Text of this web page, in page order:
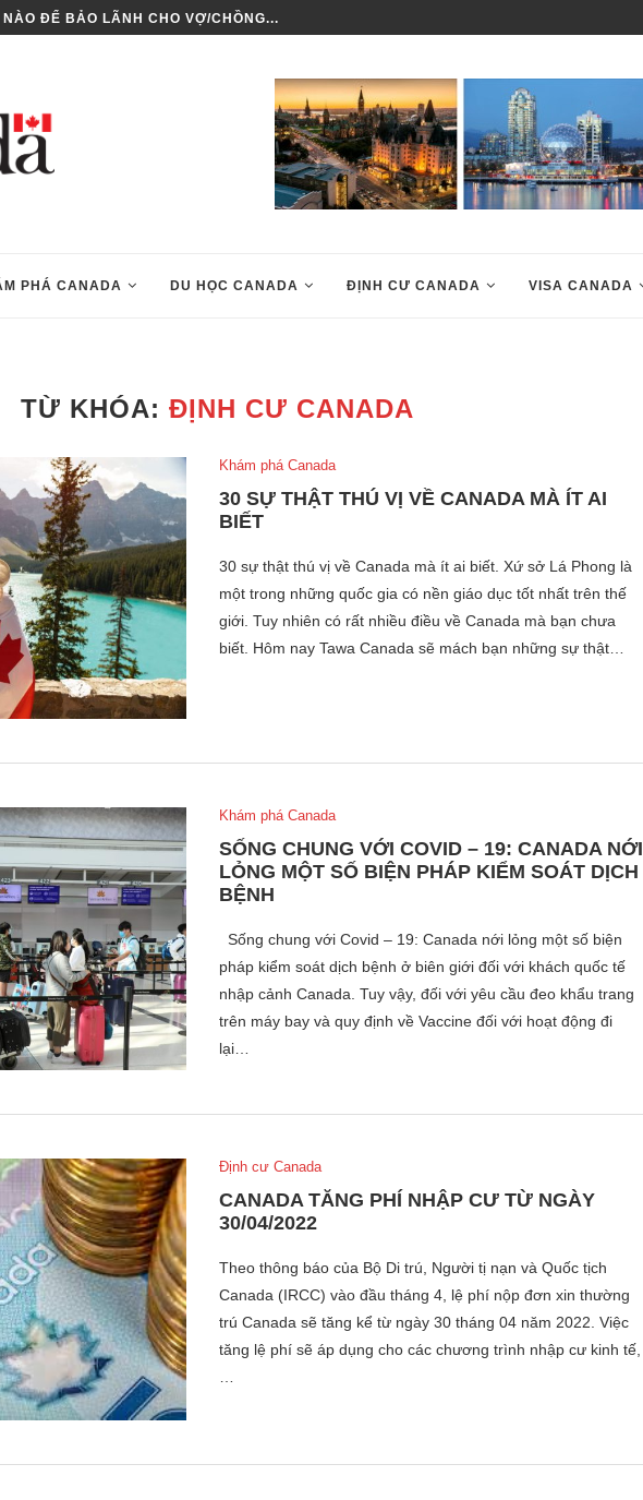
NÀO ĐỂ BẢO LÃNH CHO VỢ/CHỒNG...
PHÁ CANADA DU HỌC CANADA ĐỊNH CƯ CANADA VISA CANADA
TỪ KHÓA:ĐỊNH CƯ CANADA
Khám phá Canada
30 SỰ THẬT THÚ VỊ VỀ CANADA MÀ ÍT AI
BIẾT
30 sự thật thú vị về Canada mà ít ai biết. Xứ sở Lá Phong là
một trong những quốc gia có nền giáo dục tốt nhất trên thế
giới. Tuy nhiên có rất nhiều điều về Canada mà bạn chưa
biết. Hôm nay Tawa Canada sẽ mách bạn những sự thật…
Khám phá Canada
SỐNG CHUNG VỚI COVID – 19: CANADA NỚI
LỎNG MỘT SỐ BIỆN PHÁP KIỂM SOÁT DỊCH
BỆNH
Sống chung với Covid – 19: Canada nới lỏng một số biện
pháp kiểm soát dịch bệnh ở biên giới đối với khách quốc tế
nhập cảnh Canada. Tuy vậy, đối với yêu cầu đeo khẩu trang
trên máy bay và quy định về Vaccine đối với hoạt động đi
lại…
Định cư Canada
CANADA TĂNG PHÍ NHẬP CƯ TỪ NGÀY
30/04/2022
Theo thông báo của Bộ Di trú, Người tị nạn và Quốc tịch
Canada (IRCC) vào đầu tháng 4, lệ phí nộp đơn xin thường
trú Canada sẽ tăng kể từ ngày 30 tháng 04 năm 2022. Việc
tăng lệ phí sẽ áp dụng cho các chương trình nhập cư kinh tế,